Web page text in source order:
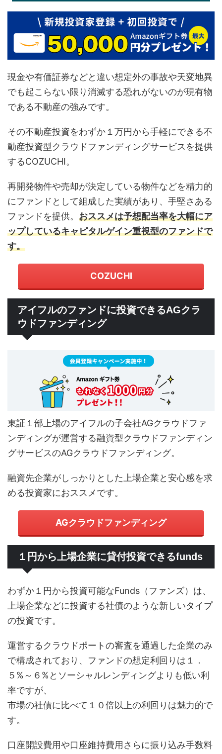
現金や有価証券などと違い想定外の事故や天変地異
でも起こらない限り消滅する恐れがないのが現有物
である不動産の強みです。
その不動産投資をわずか１万円から手軽にできる不
動産投資型クラウドファンディングサービスを提供
するCOZUCHI。
再開発物件や売却が決定している物件などを精力的
にファンドとして組成した実績があり、手堅さある
ファンドを提供。 おススメは予想配当率を大幅にア
ップしているキャピタルゲイン重視型のファンドで
す。
COZUCHI
アイフルのファンドに投資できるAGクラ
ウドファンディング
東証１部上場のアイフルの子会社AGクラウドファ
ンディングが運営する融資型クラウドファンディン
グサービスのAGクラウドファンディング。
融資先企業がしっかりとした上場企業と安心感を求
める投資家におススメです。
AGクラウドファンディング
１円から上場企業に貸付投資できるfunds
わずか１円から投資可能なFunds（ファンズ）は、
上場企業などに投資する社債のような新しいタイプ
の投資です。
運営するクラウドポートの審査を通過した企業のみ
で構成されており、ファンドの想定利回りは１．
５%～６%とソーシャルレンディングよりも低い利
率ですが、
市場の社債に比べて１０倍以上の利回りは魅力的で
す。
口座開設費用や口座維持費用さらに振り込み手数料